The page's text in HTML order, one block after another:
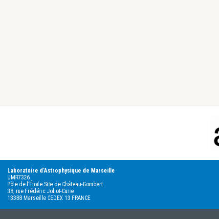
Laboratoire d’Astrophysique de Marseille
UMR7326
Pôle de l’Étoile Site de Château-Gombert
38, rue Frédéric Joliot-Curie
13388 Marseille CEDEX 13 FRANCE